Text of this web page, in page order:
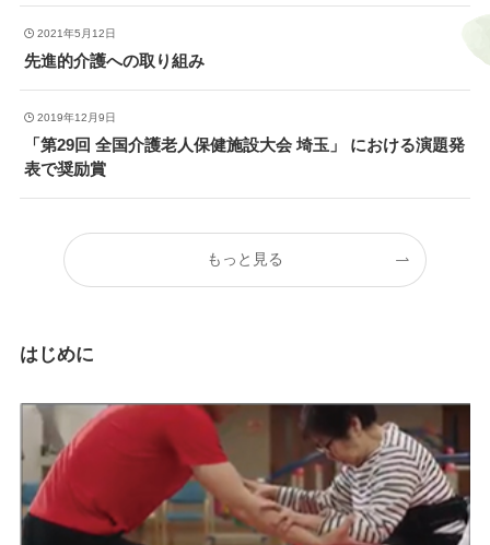
2021年5月12日
先進的介護への取り組み
2019年12月9日
「第29回 全国介護老人保健施設大会 埼玉」 における演題発
表で奨励賞
もっと見る
はじめに